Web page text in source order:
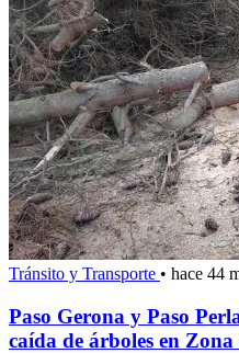
Tránsito y Transporte • hace 44
Paso Gerona y Paso
caída de árboles en Zona